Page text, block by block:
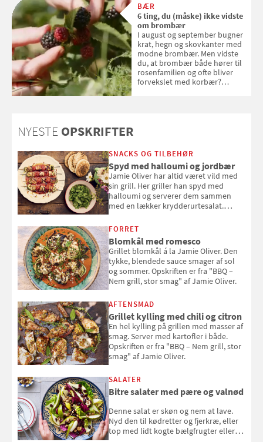
BÆR
6 ting, du (måske) ikke vidste
om brombær
I august og september bugner
krat, hegn og skovkanter med
modne brombær. Men vidste
du, at brombær både hører til
rosenfamilien og ofte bliver
forvekslet med korbær?
NYESTE OPSKRIFTER
SNACKS OG TILBEHØR
Spyd med halloumi og jordbær
Jamie Oliver har altid været vild med
sin grill. Her griller han spyd med
halloumi og serverer dem sammen
med en lækker krydderurtesalat.
smag" af Jamie Oliver.
FORRET
Blomkål med romesco
Grillet blomkål á la Jamie Oliver. Den
tykke, blendede sauce smager af sol
og sommer. Opskriften er fra "BBQ –
Nem grill, stor smag" af Jamie Oliver.
AFTENSMAD
Grillet kylling med chili og citron
En hel kylling på grillen med masser af
smag. Server med kartofler i både.
Opskriften er fra "BBQ – Nem grill, stor
smag" af Jamie Oliver.
SALATER
Bitre salater med pære og valnød
Denne salat er skøn og nem at lave.
Nyd den til kødretter og fjerkræ, eller
top med lidt kogte bælgfrugter eller